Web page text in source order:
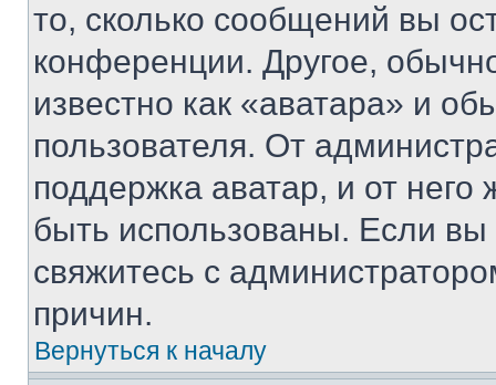
то, сколько сообщений вы
конференции. Другое,
известно как «аватара» и
пользователя. От
поддержка аватар, и от него
быть использованы. Если
свяжитесь с
причин.
Вернуться к началу